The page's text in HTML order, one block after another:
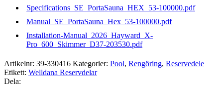
Specifications_SE_PortaSauna_HEX_53-100000.pdf
Manual_SE_PortaSauna_Hex_53-100000.pdf
Installation-Manual_2026_Hayward_X-
Pro_600_Skimmer_D37-203530.pdf
Artikelnr: 39-330416 Kategorier: Pool, Rengöring, Reservedele
Etikett: Welldana Reservdelar
Dela: